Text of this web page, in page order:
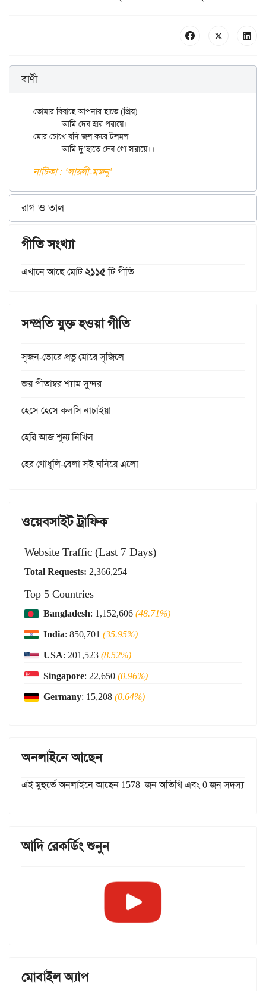
বাণী
তোমার বিবাহে আপনার হাতে (প্রিয়)
	আমি দেব হার পরায়ে।
মোর চোখে যদি জল করে টলমল
নাটিকা : ‘লায়লী-মজনু’
রাগ ও তাল
গীতি সংখ্যা
এখানে আছে মোট২১১৫টি গীতি
সম্প্রতি যুক্ত হওয়া গীতি
সৃজন-ভোরে প্রভু মোরে সৃজিলে
জয় পীতাম্বর শ্যাম সুন্দর
হেসে হেসে কল্‌সি নাচাইয়া
হেরি আজ শূন্য নিখিল
হের গোধূলি-বেলা সই ঘনিয়ে এলো
ওয়েবসাইট ট্রাফিক
Website Traffic (Last 7 Days)
Total Requests: 2,366,254
Top 5 Countries
Bangladesh: 1,152,606(48.71%)
India: 850,701 (35.95%)
USA: 201,523(8.52%)
Singapore: 22,650(0.96%)
Germany: 15,208(0.64%)
অনলাইনে আছেন
এই মুহুর্তে অনলাইনে আছেন 1578 জন অতিথি এবং 0 জন সদস্য
আদি রেকর্ডিং শুনুন
মোবাইল অ্যাপ